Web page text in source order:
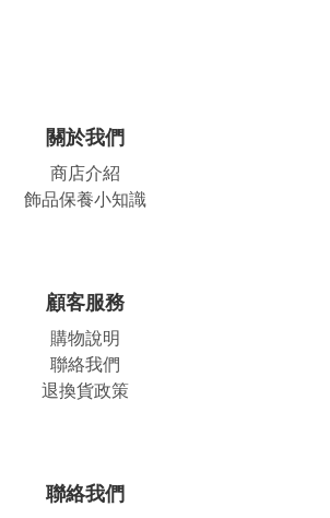
關於我們
商店介紹
飾品保養小知識
顧客服務
購物說明
聯絡我們
退換貨政策
聯絡我們